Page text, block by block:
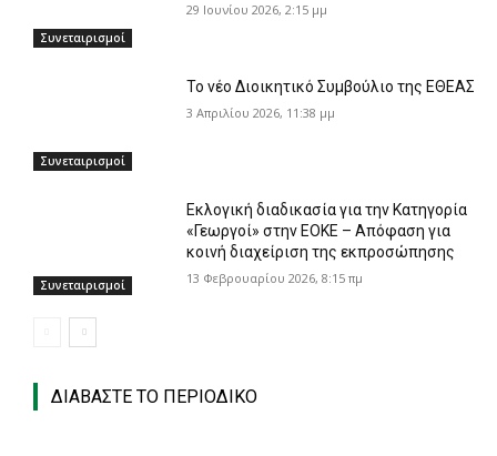
Συνεταιρισμοί
29 Ιουνίου 2026, 2:15 μμ
Συνεταιρισμοί
To νέο Διοικητικό Συμβούλιο της ΕΘΕΑΣ
3 Απριλίου 2026, 11:38 μμ
Συνεταιρισμοί
Εκλογική διαδικασία για την Κατηγορία
«Γεωργοί» στην ΕΟΚΕ – Απόφαση για
κοινή διαχείριση της εκπροσώπησης
13 Φεβρουαρίου 2026, 8:15 πμ
ΔΙΑΒΑΣΤΕ ΤΟ ΠΕΡΙΟΔΙΚΟ